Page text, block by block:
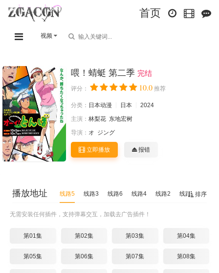
首页
视频
喂！蜻蜓 第二季 完结
评分： 10.0 推荐
分类： 日本动漫 日本
2024
主演： 林梨花 东地宏树
导演： オ ジング
立即播放 报错
排序
播放地址 线路5 线路3 线路6 线路4 线路2 线路1
无需安装任何插件，支持弹幕交互，加载去广告插件！
第01集 第02集 第03集 第04集
第05集 第06集 第07集 第08集